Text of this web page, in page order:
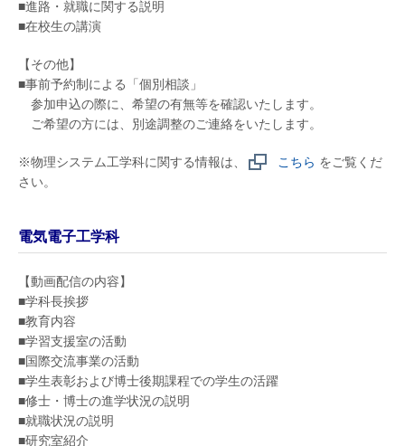
■進路・就職に関する説明
■在校生の講演
【その他】
■事前予約制による「個別相談」
参加申込の際に、希望の有無等を確認いたします。
ご希望の方には、別途調整のご連絡をいたします。
※物理システム工学科に関する情報は、 こちら をご覧くだ
さい。
電気電子工学科
【動画配信の内容】
■学科長挨拶
■教育内容
■学習支援室の活動
■国際交流事業の活動
■学生表彰および博士後期課程での学生の活躍
■修士・博士の進学状況の説明
■就職状況の説明
■研究室紹介